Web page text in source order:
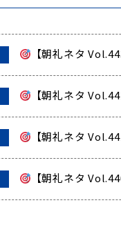
【朝礼ネタ
【朝礼ネタ
【朝礼ネタ
【朝礼ネタ